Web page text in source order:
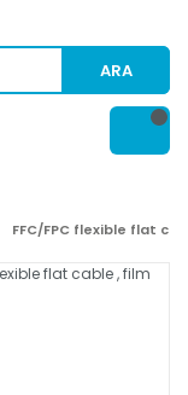
ARA
FFC/FPC flexible flat